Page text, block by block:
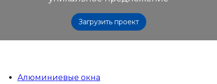
Загрузить проект
Алюминиевые окна